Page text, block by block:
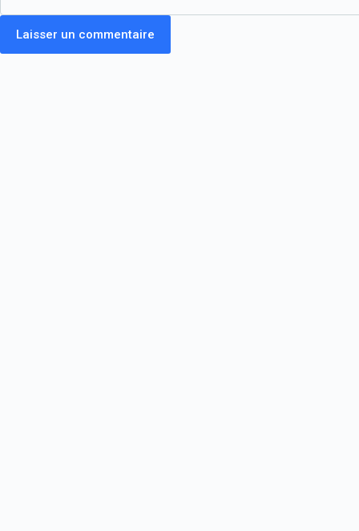
Laisser un commentaire